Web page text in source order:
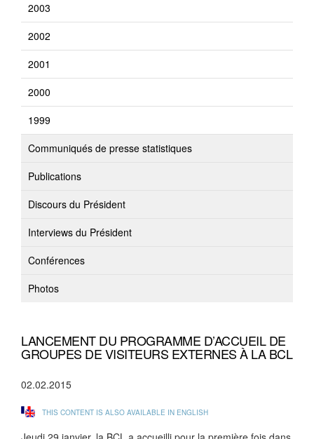
2003
2002
2001
2000
1999
Communiqués de presse statistiques
Publications
Discours du Président
Interviews du Président
Conférences
Photos
LANCEMENT DU PROGRAMME D’ACCUEIL DE
GROUPES DE VISITEURS EXTERNES À LA BCL
02.02.2015
THIS CONTENT IS ALSO AVAILABLE IN ENGLISH